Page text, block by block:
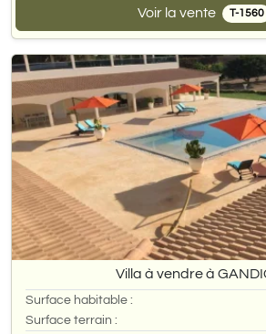
Voir la vente T-1560
Villa à vendre à
Surface habitable :
Surface terrain :